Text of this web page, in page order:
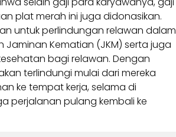
plat merah ini juga didonasikan.
untuk perlindungan relawan dalam
Jaminan Kematian (JKM) serta juga
bagi relawan. Dengan
terlindungi mulai dari mereka
ke tempat kerja, selama di
perjalanan pulang kembali ke